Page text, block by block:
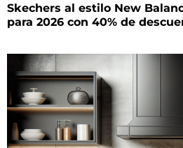
Skechers al estilo New
para 2026 con 40% de